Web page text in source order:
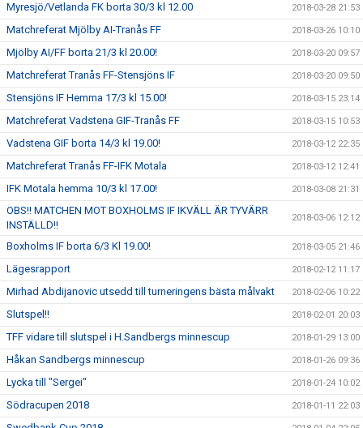
Myresjö/Vetlanda FK borta 30/3 kl 12.00 2018-03-28 21:53
Matchreferat Mjölby AI-Tranås FF 2018-03-26 10:10
Mjölby AI/FF borta 21/3 kl 20.00! 2018-03-20 09:57
Matchreferat Tranås FF-Stensjöns IF 2018-03-20 09:50
Stensjöns IF Hemma 17/3 kl 15.00! 2018-03-15 23:14
Matchreferat Vadstena GIF-Tranås FF 2018-03-15 10:53
Vadstena GIF borta 14/3 kl 19.00! 2018-03-12 22:35
Matchreferat Tranås FF-IFK Motala 2018-03-12 12:41
IFK Motala hemma 10/3 kl 17.00! 2018-03-08 21:31
OBS!! MATCHEN MOT BOXHOLMS IF IKVÄLL ÄR TYVÄRR
INSTÄLLD!!
2018-03-06 12:12
Boxholms IF borta 6/3 Kl 19.00! 2018-03-05 21:46
Lägesrapport 2018-02-12 11:17
Mirhad Abdijanovic utsedd till turneringens bästa målvakt 2018-02-06 10:22
Slutspel!! 2018-02-01 20:03
TFF vidare till slutspel i H.Sandbergs minnescup 2018-01-29 13:00
Håkan Sandbergs minnescup 2018-01-26 09:36
Lycka till "Sergei" 2018-01-24 10:02
Södracupen 2018 2018-01-11 22:03